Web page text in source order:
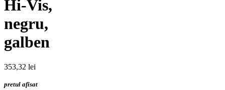
Hi-Vis,
negru,
galben
353,32 lei
pretul afisat